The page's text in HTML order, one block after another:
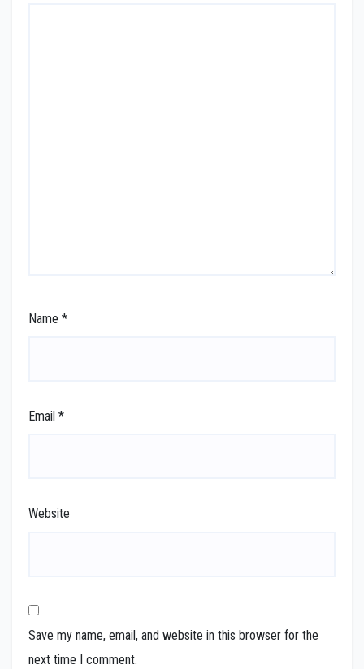
Name *
Email *
Website
Save my name, email, and website in this browser for the
next time I comment.